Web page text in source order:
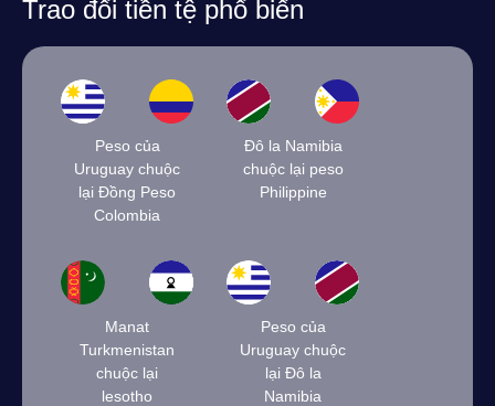
Trao đổi tiền tệ phổ biến
Peso của
Uruguay chuộc
lại Đồng Peso
Colombia
Đô la Namibia
chuộc lại peso
Philippine
Manat
Turkmenistan
chuộc lại
lesotho
Peso của
Uruguay chuộc
lại Đô la
Namibia